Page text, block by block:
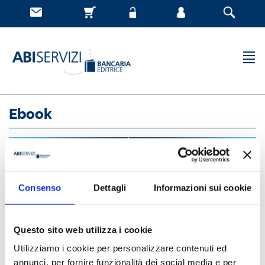
Consenso Dettagli Informazioni sui cookie
Questo sito web utilizza i cookie
Utilizziamo i cookie per personalizzare contenuti ed
annunci, per fornire funzionalità dei social media e per
Ebook
online, nonchè gliEbook multimedialiche offrono un percorso